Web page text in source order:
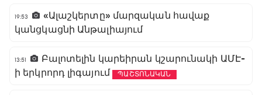
19:53
«Ալաշկերտը» մարզական հավաք
կանցկացնի Անթալիայում
13:51
Բալոտելին կարեիրան կշարունակի ԱՄԷ-
ի երկրորդ լիգայում
ՊԱՇՏՈՆԱԿԱՆ